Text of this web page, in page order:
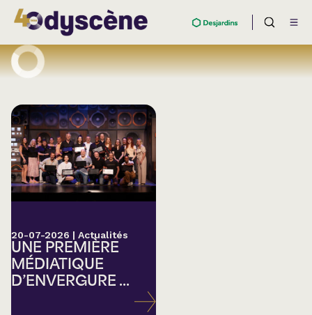
20-07-2026 | Actualités
UNE PREMIÈRE
MÉDIATIQUE
D’ENVERGURE ...